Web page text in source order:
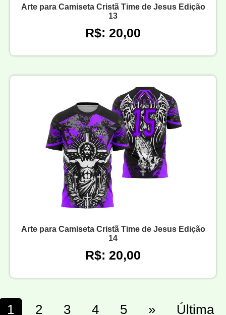
Arte para Camiseta Cristã Time de Jesus Edição
13
R$: 20,00
Arte para Camiseta Cristã Time de Jesus Edição
14
R$: 20,00
1 2 3 4 5 » Última